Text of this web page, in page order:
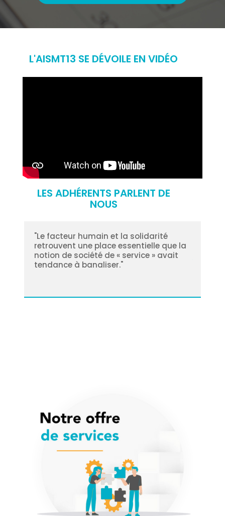
L'AISMT13 SE DÉVOILE EN VIDÉO
LES ADHÉRENTS PARLENT DE
NOUS
"Le facteur humain et la solidarité
retrouvent une place essentielle que la
notion de société de « service » avait
tendance à banaliser."